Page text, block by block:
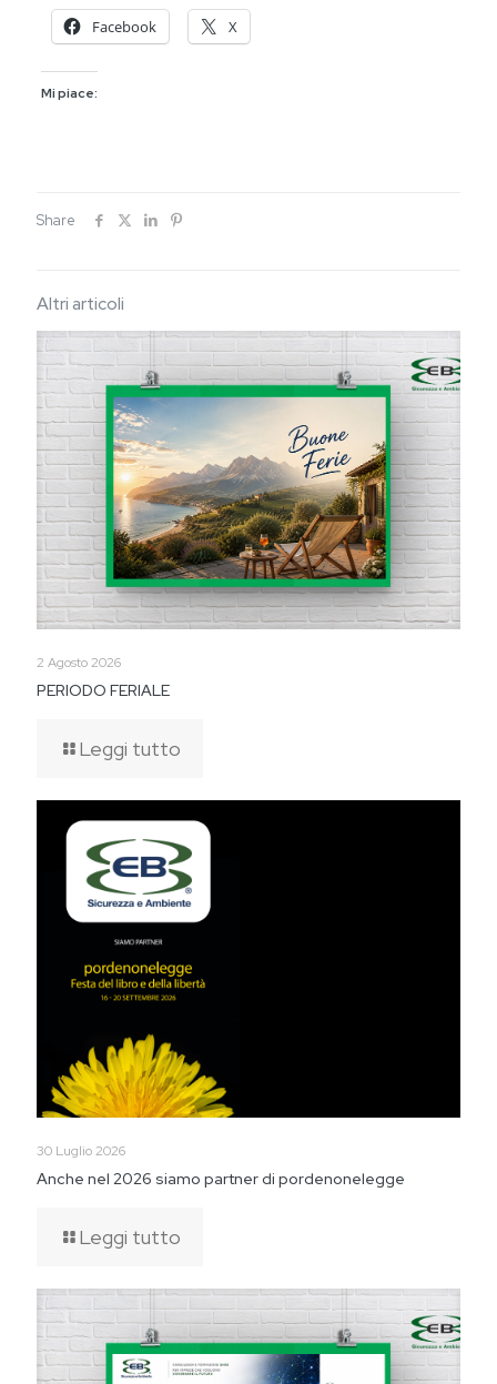
Facebook X
Mi piace:
Share
Altri articoli
2 Agosto 2026
PERIODO FERIALE
Leggi tutto
30 Luglio 2026
Anche nel 2026 siamo partner di pordenonelegge
Leggi tutto